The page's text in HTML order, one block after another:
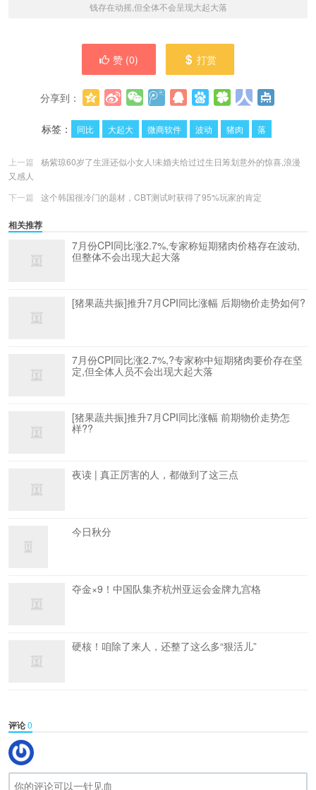
钱存在动摇,但全体不会呈现大起大落
赞 (0) 打赏
分享到：
标签：
同比 大起大 微商软件 波动 猪肉 落
上一篇
杨紫琼60岁了生涯还似小女人!未婚夫给过过生日筹划意外的惊喜,浪漫
又感人
下一篇
这个韩国很冷门的题材，CBT测试时获得了95%玩家的肯定
相关推荐
7月份CPI同比涨2.7%,​专家称短期猪肉价格存在波动,
但整体不会出现大起大落
[猪果蔬共振]推升7月CPI同比涨幅 后期物价走势如何?​
7月份CPI同比涨2.7%,?专家称中短期猪肉要价存在坚
定,但全体人员不会出现大起大落
[猪果蔬共振]推升7月CPI同比涨幅 前期物价走势怎
样??
夜读 | 真正厉害的人，都做到了这三点
今日秋分
夺金×9！中国队集齐杭州亚运会金牌九宫格
硬核！咱除了来人，还整了这么多“狠活儿”
评论0